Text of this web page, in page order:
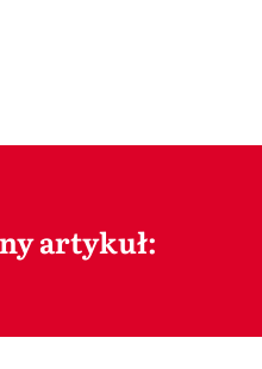
artykuł: